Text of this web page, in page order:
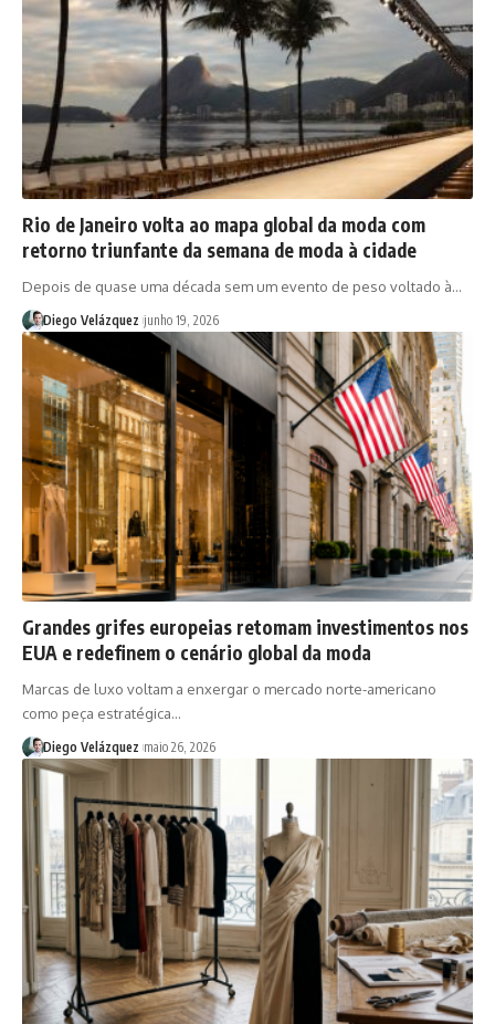
Rio de Janeiro volta ao mapa global da moda com
retorno triunfante da semana de moda à cidade
Depois de quase uma década sem um evento de peso voltado à…
Diego Velázquez junho 19, 2026
Grandes grifes europeias retomam investimentos nos
EUA e redefinem o cenário global da moda
Marcas de luxo voltam a enxergar o mercado norte-americano
como peça estratégica…
Diego Velázquez maio 26, 2026